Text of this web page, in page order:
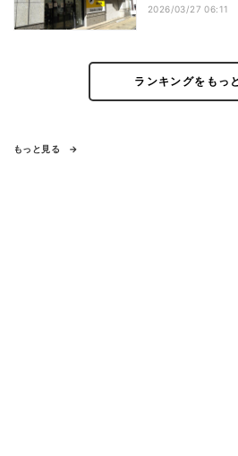
2026/03/27 06:11
ランキングをもっ
もっと見る